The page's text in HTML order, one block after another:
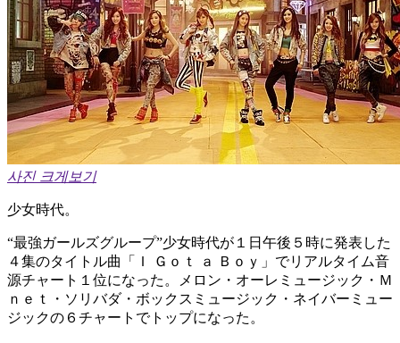
사진 크게보기
少女時代。
“最強ガールズグループ”少女時代が１日午後５時に発表した
４集のタイトル曲「Ｉ Ｇｏｔ ａ Ｂｏｙ」でリアルタイム音
源チャート１位になった。メロン・オーレミュージック・Ｍ
ｎｅｔ・ソリバダ・ボックスミュージック・ネイバーミュー
ジックの６チャートでトップになった。